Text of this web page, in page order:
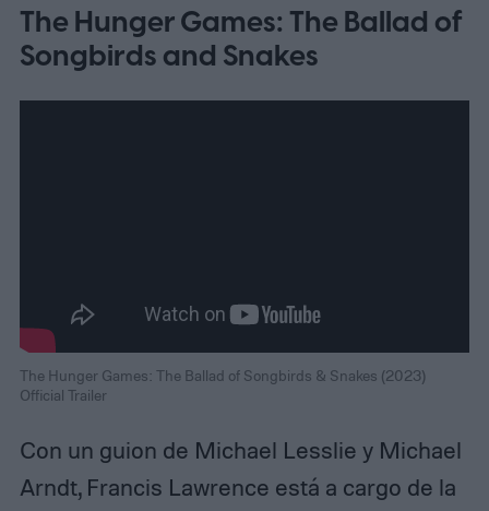
The Hunger Games: The Ballad of
Songbirds and Snakes
The Hunger Games: The Ballad of Songbirds & Snakes (2023)
Official Trailer
Con un guion de Michael Lesslie y Michael
Arndt, Francis Lawrence está a cargo de la